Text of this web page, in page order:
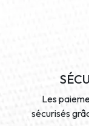
Les
sécurisés